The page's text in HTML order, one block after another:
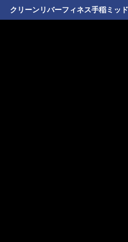
クリーンリバーフィネス手稲ミッ